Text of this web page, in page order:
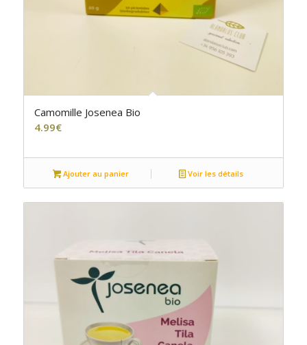
Camomille Josenea Bio
4.99€
Ajouter au panier Voir les détails